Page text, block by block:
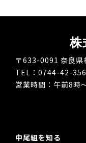
株
〒633-0091 奈良県
TEL：0744-42-
営業時間：午前8時
中尾組を知る